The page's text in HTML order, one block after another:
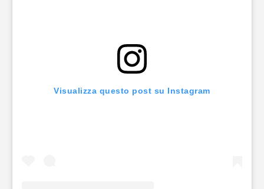
Visualizza questo post su Instagram